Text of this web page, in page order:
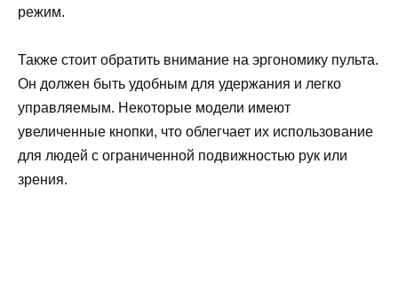
режим.
Также стоит обратить внимание на эргономику пульта.
Он должен быть удобным для удержания и легко
управляемым. Некоторые модели имеют
увеличенные кнопки, что облегчает их использование
для людей с ограниченной подвижностью рук или
зрения.